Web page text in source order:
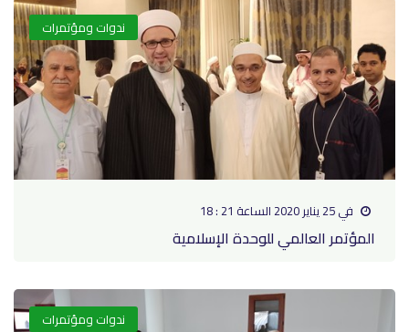
ندوات ومؤتمرات
في 25 يناير 2020 الساعة 21 : 18
المؤتمر العالمي للوحدة الإسلامية
ندوات ومؤتمرات